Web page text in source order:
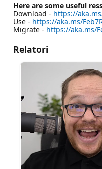
Here are some useful
Download - https://
Use - https://aka.ms/
Migrate - https://aka.ms/
Relatori